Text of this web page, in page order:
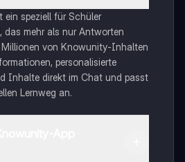
ein speziell für Schüler
das mehr als nur Antworten
von Knowunity-Inhalten
personalisierte
Inhalte direkt im Chat und passt
Lernweg an.